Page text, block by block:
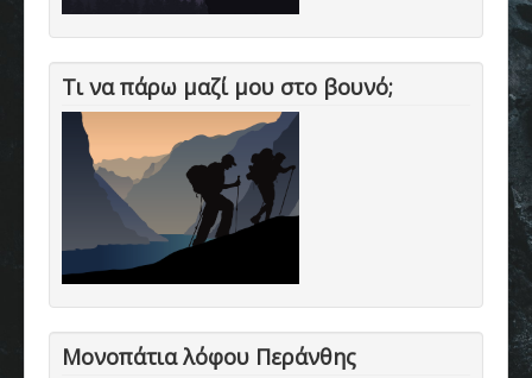
Τι να πάρω μαζί μου στο βουνό;
Μονοπάτια λόφου Περάνθης